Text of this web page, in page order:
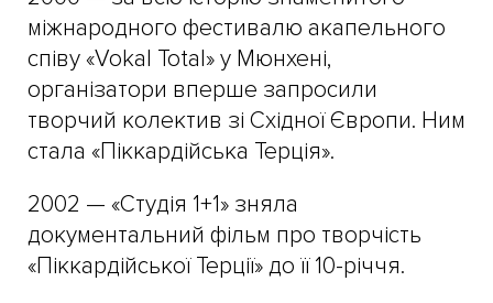
міжнародного фестивалю акапельного
співу «Vokal Total» у Мюнхені,
організатори вперше запросили
творчий колектив зі Східної Європи. Ним
стала «Піккардійська Терція».
2002 — «Студія 1+1» зняла
документальний фільм про творчість
«Піккардійської Терції» до її 10-річчя.